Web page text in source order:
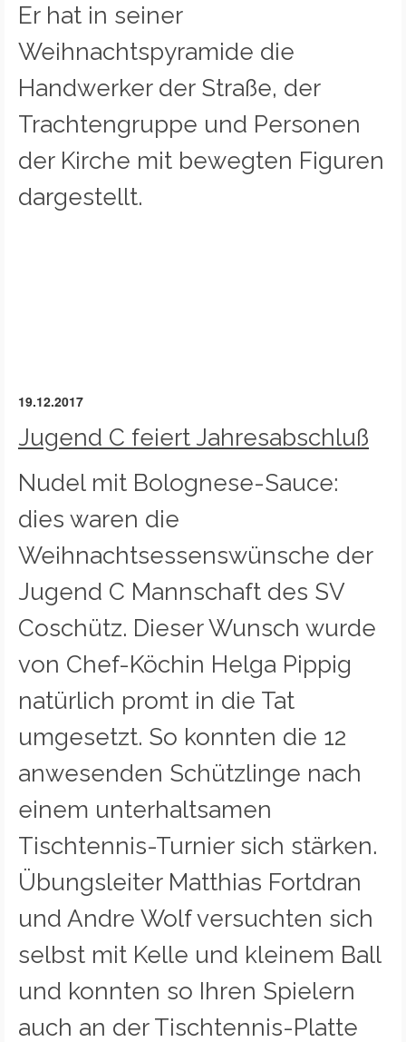
Er hat in seiner
Weihnachtspyramide die
Handwerker der Straße, der
Trachtengruppe und Personen
der Kirche mit bewegten Figuren
dargestellt.
19.12.2017
Jugend C feiert Jahresabschluß
Nudel mit Bolognese-Sauce:
dies waren die
Weihnachtsessenswünsche der
Jugend C Mannschaft des SV
Coschütz. Dieser Wunsch wurde
von Chef-Köchin Helga Pippig
natürlich promt in die Tat
umgesetzt. So konnten die 12
anwesenden Schützlinge nach
einem unterhaltsamen
Tischtennis-Turnier sich stärken.
Übungsleiter Matthias Fortdran
und Andre Wolf versuchten sich
selbst mit Kelle und kleinem Ball
und konnten so Ihren Spielern
auch an der Tischtennis-Platte